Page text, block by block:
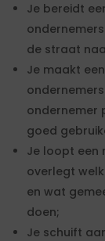
Je bereidt
de straat
Je maakt
ondernemer
goed
Je loopt een
overlegt
en wat
doen;
Je schuift